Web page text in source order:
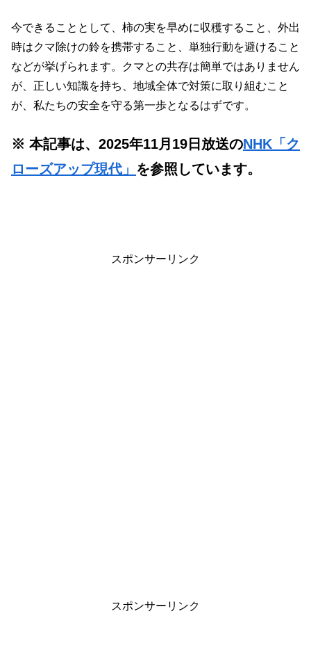
今できることとして、柿の実を早めに収穫すること、外出
時はクマ除けの鈴を携帯すること、単独行動を避けること
などが挙げられます。クマとの共存は簡単ではありません
が、正しい知識を持ち、地域全体で対策に取り組むこと
が、私たちの安全を守る第一歩となるはずです。
※ 本記事は、2025年11月19日放送のNHK「ク
ローズアップ現代」 を参照しています。
スポンサーリンク
スポンサーリンク